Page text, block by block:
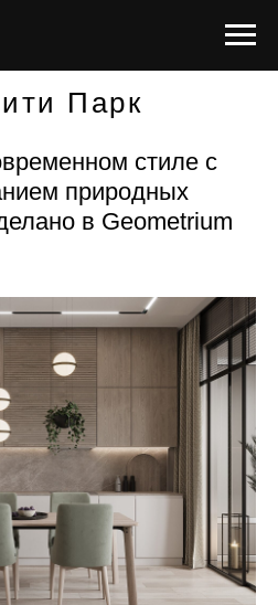
Парк
стиле с
природных
в Geometrium